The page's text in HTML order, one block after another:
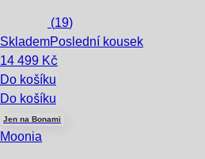
(19)
SklademPoslední kousek
14 499 Kč
Do košíku
Do košíku
Jen na Bonami
Moonia